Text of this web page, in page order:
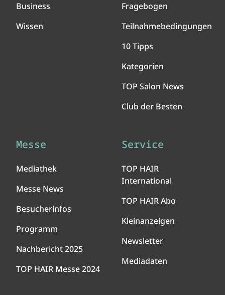
Business
Wissen
Fragebogen
Teilnahmebedingungen
10 Tipps
Kategorien
TOP Salon News
Club der Besten
Messe
Mediathek
Messe News
Besucherinfos
Programm
Nachbericht 2025
TOP HAIR Messe 2024
Service
TOP HAIR
International
TOP HAIR Abo
Kleinanzeigen
Newsletter
Mediadaten